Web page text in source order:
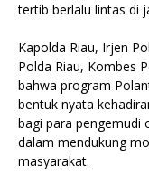
tertib berlalu lintas di
Kapolda Riau, Irjen
Polda Riau, Kombes
bahwa program
bentuk nyata
bagi para pengemudi
dalam mendukung
masyarakat.